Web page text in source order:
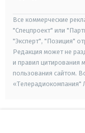
Все коммерческие
"Спецпроект" или
"Эксперт", "Позиция"
Редакция может не
и правил цитирования
пользования сайтом.
«Телерадиокомпания"